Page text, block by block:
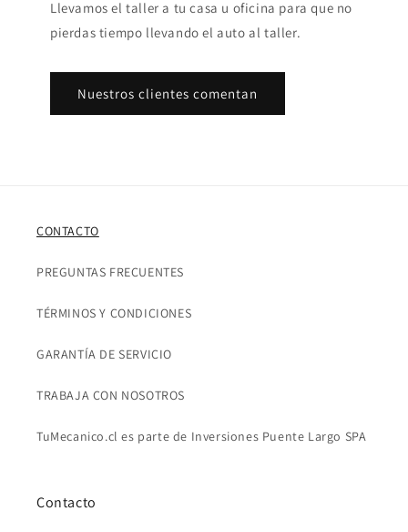
Llevamos el taller a tu casa u oficina para que no
pierdas tiempo llevando el auto al taller.
Nuestros clientes comentan
CONTACTO
PREGUNTAS FRECUENTES
TÉRMINOS Y CONDICIONES
GARANTÍA DE SERVICIO
TRABAJA CON NOSOTROS
TuMecanico.cl es parte de Inversiones Puente Largo SPA
Contacto